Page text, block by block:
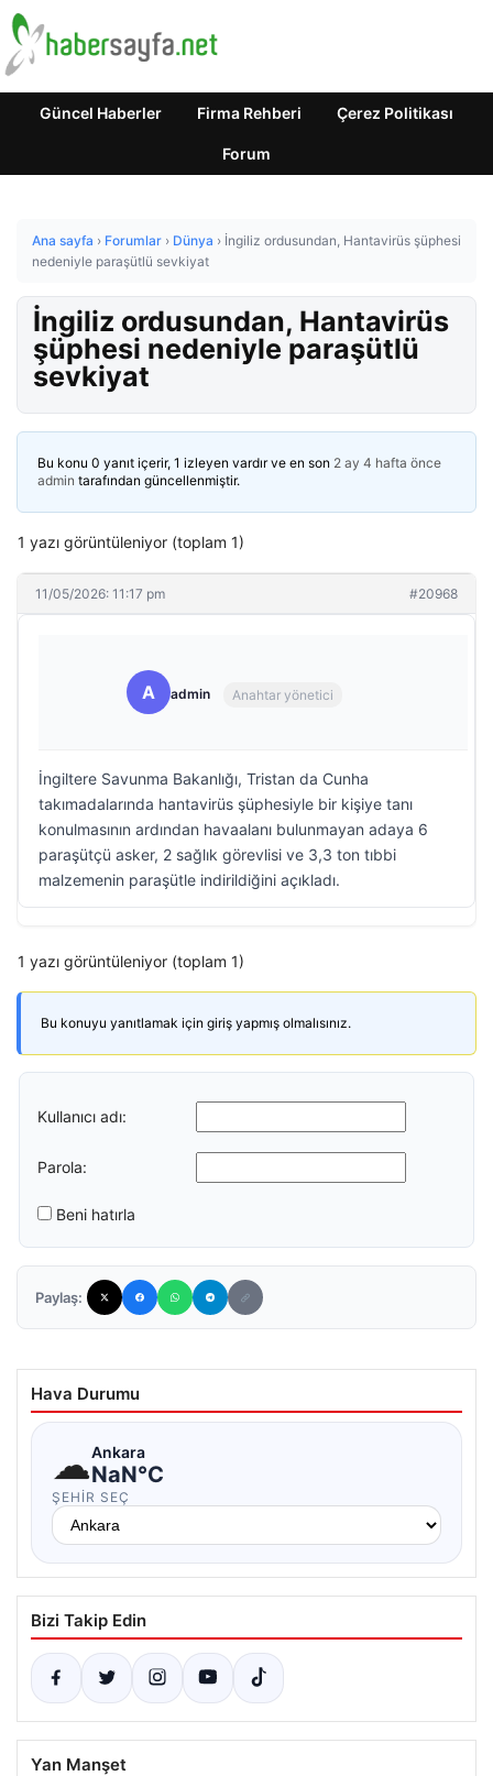
Güncel Haberler Firma Rehberi Çerez Politikası
Forum
Ana sayfa › Forumlar › Dünya › İngiliz ordusundan, Hantavirüs şüphesi
nedeniyle paraşütlü sevkiyat
İngiliz ordusundan, Hantavirüs
şüphesi nedeniyle paraşütlü
sevkiyat
Bu konu 0 yanıt içerir, 1 izleyen vardır ve en son 2 ay 4 hafta önce
admin tarafından güncellenmiştir.
1 yazı görüntüleniyor (toplam 1)
11/05/2026: 11:17 pm #20968
A admin Anahtar yönetici
İngiltere Savunma Bakanlığı, Tristan da Cunha
takımadalarında hantavirüs şüphesiyle bir kişiye tanı
konulmasının ardından havaalanı bulunmayan adaya 6
paraşütçü asker, 2 sağlık görevlisi ve 3,3 ton tıbbi
malzemenin paraşütle indirildiğini açıkladı.
1 yazı görüntüleniyor (toplam 1)
Bu konuyu yanıtlamak için giriş yapmış olmalısınız.
Kullanıcı adı:
Parola:
Beni hatırla
Paylaş:
Hava Durumu
☁Ankara
NaN°C
ŞEHIR SEÇ
Bizi Takip Edin
Yan Manşet